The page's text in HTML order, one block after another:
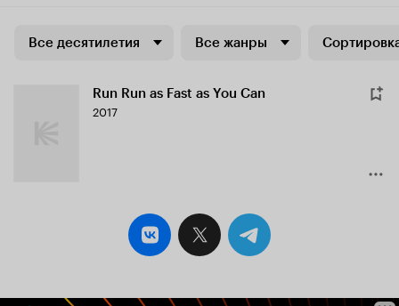
Все десятилетия Все жанры
Run Run as Fast as You Can
2017